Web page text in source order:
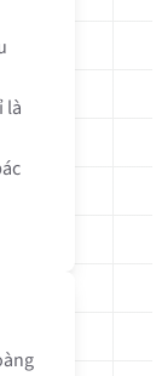
là